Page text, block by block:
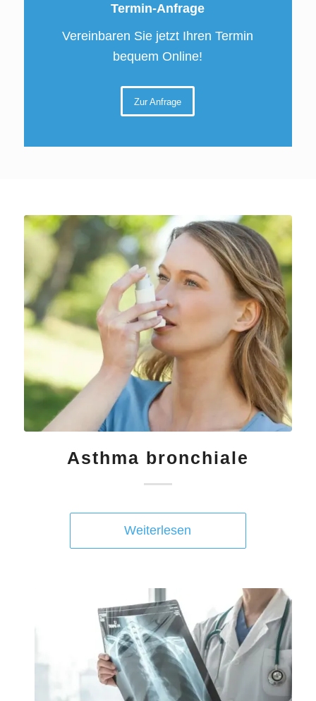
Termin-Anfrage
Vereinbaren Sie jetzt Ihren Termin
bequem Online!
Zur Anfrage
Asthma bronchiale
Weiterlesen